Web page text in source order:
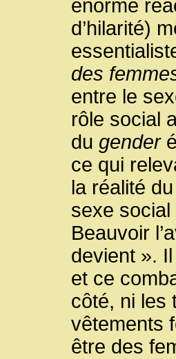
énorme
d’hilarité)
des
entre le
rôle social
du gender
ce qui
la réalité
sexe
Beauvoir
devient ».
et ce
côté, ni les
vêtements
être des